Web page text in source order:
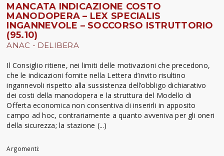
MANCATA INDICAZIONE COSTO
MANODOPERA – LEX SPECIALIS
INGANNEVOLE – SOCCORSO ISTRUTTORIO
(95.10)
ANAC - DELIBERA
Il Consiglio ritiene, nei limiti delle motivazioni che precedono,
che le indicazioni fornite nella Lettera d’invito risultino
ingannevoli rispetto alla sussistenza dell’obbligo dichiarativo
dei costi della manodopera e la struttura del Modello di
Offerta economica non consentiva di inserirli in apposito
campo ad hoc, contrariamente a quanto avveniva per gli oneri
della sicurezza; la stazione (...)
Argomenti: